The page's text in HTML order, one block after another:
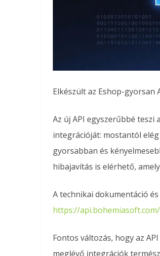
Elkészült az Eshop-gyorsan
Az új API egyszerűbbé
integrációját: mostantól
gyorsabban és
hibajavítás is elérhető,
A technikai dokumentáció
https://
Fontos változás, hogy az
meglévő integrációk